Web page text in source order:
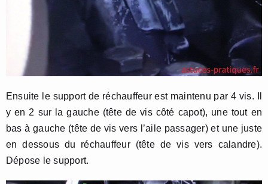
Ensuite le support de réchauffeur est maintenu par 4 vis. Il
y en 2 sur la gauche (tête de vis côté capot), une tout en
bas à gauche (tête de vis vers l’aile passager) et une juste
en dessous du réchauffeur (tête de vis vers calandre).
Dépose le support.